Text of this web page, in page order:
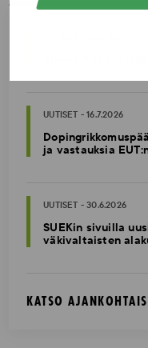
UUTISET - 16.7.2026
ja vastauksia
UUTISET - 30.6.2026
SUEKin sivuilla
väkivaltaisten
KATSO